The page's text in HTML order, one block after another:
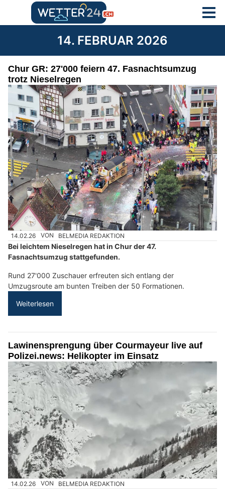
14. FEBRUAR 2026
Chur GR: 27'000 feiern 47. Fasnachtsumzug
trotz Nieselregen
14.02.26 VON BELMEDIA REDAKTION
Bei leichtem Nieselregen hat in Chur der 47.
Fasnachtsumzug stattgefunden.
Rund 27'000 Zuschauer erfreuten sich entlang der
Umzugsroute am bunten Treiben der 50 Formationen.
Weiterlesen
Lawinensprengung über Courmayeur live auf
Polizei.news: Helikopter im Einsatz
14.02.26 VON BELMEDIA REDAKTION